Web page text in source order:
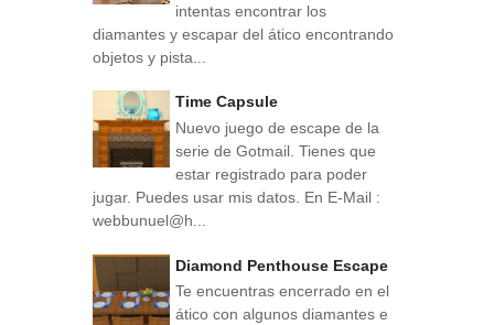
intentas encontrar los
diamantes y escapar del ático encontrando
objetos y pista...
Time Capsule
Nuevo juego de escape de la
serie de Gotmail. Tienes que
estar registrado para poder
jugar. Puedes usar mis datos. En E-Mail :
webbunuel@h...
Diamond Penthouse Escape
Te encuentras encerrado en el
ático con algunos diamantes e